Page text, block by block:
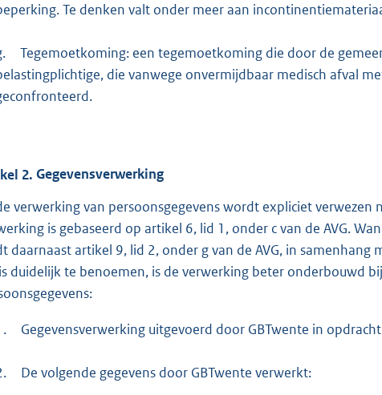
Te denken valt onder meer aan
Tegemoetkoming: een tegemoetkoming die door de
die vanwege onvermijdbaar medisch afval
2. Gegevensverwerking
verwerking van persoonsgegevens wordt expliciet
is gebaseerd op artikel 6, lid 1, onder c van de AVG.
daarnaast artikel 9, lid 2, onder g van de AVG, in samenhang
duidelijk te benoemen, is de verwerking beter onderbouwd
Gegevensverwerking uitgevoerd door GBTwente in
De volgende gegevens door GBTwente verwerkt: